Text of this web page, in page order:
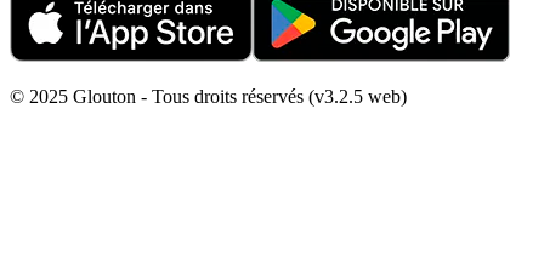
© 2025 Glouton - Tous droits réservés (v3.2.5 web)